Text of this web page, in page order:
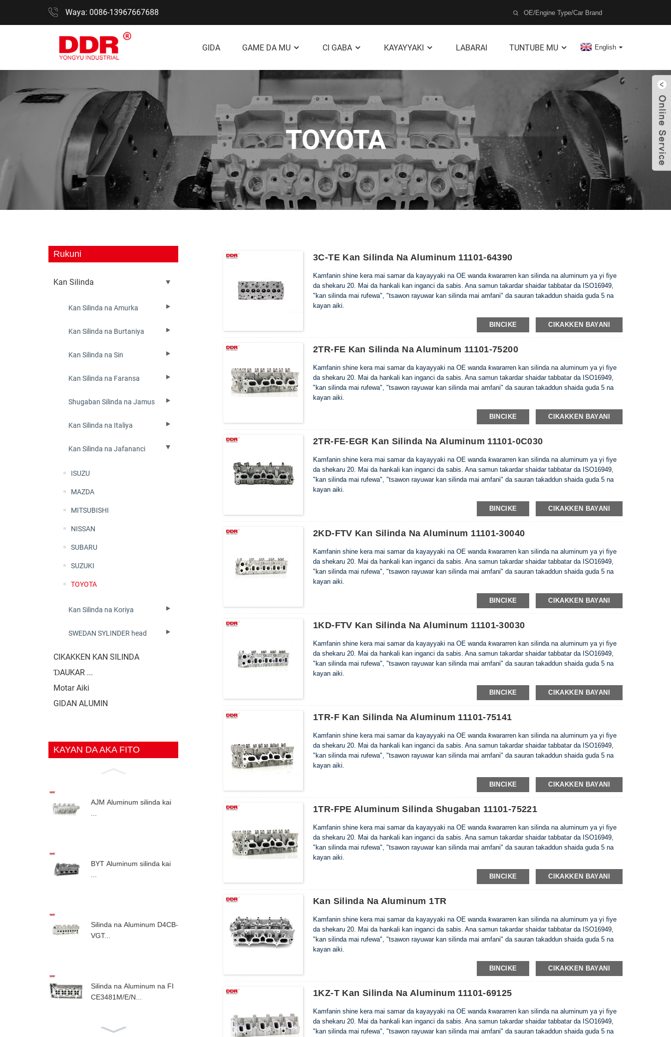
Waya: 0086-13967667688
GIDA GAME DA MU CI GABA KAYAYYAKI LABARAI TUNTUBE MU English
TOYOTA
Rukuni
Kan Silinda
Kan Silinda na Amurka
Kan Silinda na Burtaniya
Kan Silinda na Sin
Kan Silinda na Faransa
Shugaban Silinda na Jamus
Kan Silinda na Italiya
Kan Silinda na Jafananci
ISUZU
MAZDA
MITSUBISHI
NISSAN
SUBARU
SUZUKI
TOYOTA
Kan Silinda na Koriya
SWEDAN SYLINDER head
CIKAKKEN KAN SILINDA
ƊAUKAR ...
Motar Aiki
GIDAN ALUMIN
KAYAN DA AKA FITO
AJM Aluminum silinda kai
...
BYT Aluminum silinda kai
Silinda na Aluminum D4CB-
VGT...
Silinda na Aluminum na FI
CE3481M/E/N...
3C-TE Kan Silinda Na Aluminum 11101-64390
Kamfanin shine kera mai samar da kayayyaki na OE wanda ƙwararren kan silinda na aluminum ya yi fiye
da shekaru 20. Mai da hankali kan inganci da sabis. Ana samun takardar shaidar tabbatar da ISO16949,
"kan silinda mai rufewa", "tsawon rayuwar kan silinda mai amfani" da sauran takaddun shaida guda 5 na
kayan aiki.
BINCIKE CIKAKKEN BAYANI
2TR-FE Kan Silinda Na Aluminum 11101-75200
Kamfanin shine kera mai samar da kayayyaki na OE wanda ƙwararren kan silinda na aluminum ya yi fiye
da shekaru 20. Mai da hankali kan inganci da sabis. Ana samun takardar shaidar tabbatar da ISO16949,
"kan silinda mai rufewa", "tsawon rayuwar kan silinda mai amfani" da sauran takaddun shaida guda 5 na
kayan aiki.
BINCIKE CIKAKKEN BAYANI
2TR-FE-EGR Kan Silinda Na Aluminum 11101-0C030
Kamfanin shine kera mai samar da kayayyaki na OE wanda ƙwararren kan silinda na aluminum ya yi fiye
da shekaru 20. Mai da hankali kan inganci da sabis. Ana samun takardar shaidar tabbatar da ISO16949,
"kan silinda mai rufewa", "tsawon rayuwar kan silinda mai amfani" da sauran takaddun shaida guda 5 na
kayan aiki.
BINCIKE CIKAKKEN BAYANI
2KD-FTV Kan Silinda Na Aluminum 11101-30040
Kamfanin shine kera mai samar da kayayyaki na OE wanda ƙwararren kan silinda na aluminum ya yi fiye
da shekaru 20. Mai da hankali kan inganci da sabis. Ana samun takardar shaidar tabbatar da ISO16949,
"kan silinda mai rufewa", "tsawon rayuwar kan silinda mai amfani" da sauran takaddun shaida guda 5 na
kayan aiki.
BINCIKE CIKAKKEN BAYANI
1KD-FTV Kan Silinda Na Aluminum 11101-30030
Kamfanin shine kera mai samar da kayayyaki na OE wanda ƙwararren kan silinda na aluminum ya yi fiye
da shekaru 20. Mai da hankali kan inganci da sabis. Ana samun takardar shaidar tabbatar da ISO16949,
"kan silinda mai rufewa", "tsawon rayuwar kan silinda mai amfani" da sauran takaddun shaida guda 5 na
kayan aiki.
BINCIKE CIKAKKEN BAYANI
1TR-F Kan Silinda Na Aluminum 11101-75141
Kamfanin shine kera mai samar da kayayyaki na OE wanda ƙwararren kan silinda na aluminum ya yi fiye
da shekaru 20. Mai da hankali kan inganci da sabis. Ana samun takardar shaidar tabbatar da ISO16949,
"kan silinda mai rufewa", "tsawon rayuwar kan silinda mai amfani" da sauran takaddun shaida guda 5 na
kayan aiki.
BINCIKE CIKAKKEN BAYANI
1TR-FPE Aluminum Silinda Shugaban 11101-75221
Kamfanin shine kera mai samar da kayayyaki na OE wanda ƙwararren kan silinda na aluminum ya yi fiye
da shekaru 20. Mai da hankali kan inganci da sabis. Ana samun takardar shaidar tabbatar da ISO16949,
"kan silinda mai rufewa", "tsawon rayuwar kan silinda mai amfani" da sauran takaddun shaida guda 5 na
kayan aiki.
BINCIKE CIKAKKEN BAYANI
Kan Silinda Na Aluminum 1TR
Kamfanin shine kera mai samar da kayayyaki na OE wanda ƙwararren kan silinda na aluminum ya yi fiye
da shekaru 20. Mai da hankali kan inganci da sabis. Ana samun takardar shaidar tabbatar da ISO16949,
"kan silinda mai rufewa", "tsawon rayuwar kan silinda mai amfani" da sauran takaddun shaida guda 5 na
kayan aiki.
BINCIKE CIKAKKEN BAYANI
1KZ-T Kan Silinda Na Aluminum 11101-69125
Kamfanin shine kera mai samar da kayayyaki na OE wanda ƙwararren kan silinda na aluminum ya yi fiye
da shekaru 20. Mai da hankali kan inganci da sabis. Ana samun takardar shaidar tabbatar da ISO16949,
"kan silinda mai rufewa", "tsawon rayuwar kan silinda mai amfani" da sauran takaddun shaida guda 5 na